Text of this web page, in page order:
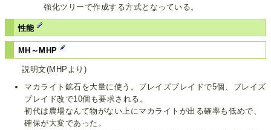
強化ツリーで作成する方式となっている。
性能
MH～MHP
説明文(MHPより)
マカライト鉱石を大量に使う。ブレイズブレイドで5個、ブレイズ
ブレイド改で10個も要求される。
初代は農場なんて物がない上にマカライトが出る確率も低めで、
確保が大変であった。